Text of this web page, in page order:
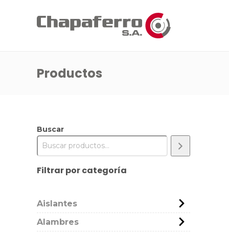
Productos
Buscar
Filtrar por categoría
Aislantes
Alambres